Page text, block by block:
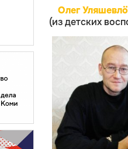
Олег
(из детских